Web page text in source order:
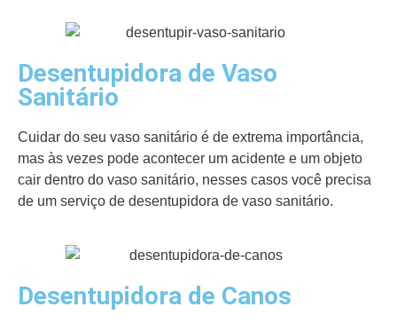
Desentupidora de Vaso
Sanitário
Cuidar do seu vaso sanitário é de extrema importância,
mas às vezes pode acontecer um acidente e um objeto
cair dentro do vaso sanitário, nesses casos você precisa
de um serviço de desentupidora de vaso sanitário.
Desentupidora de Canos